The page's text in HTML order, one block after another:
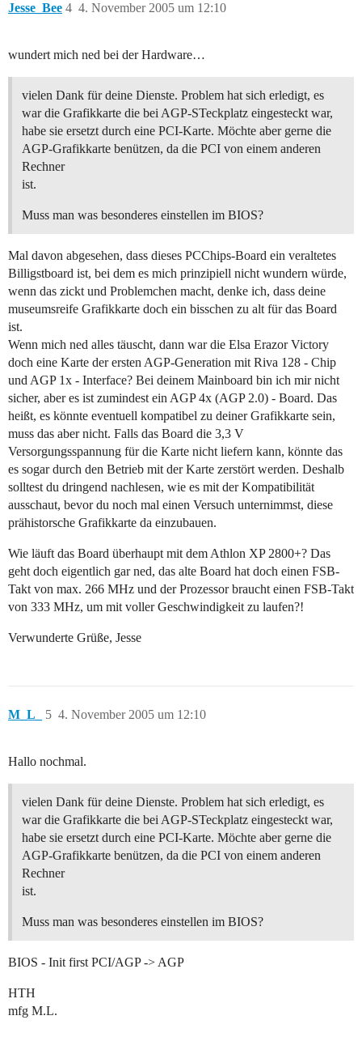
Jesse_Bee 4. November 2005 um 12:10
4
wundert mich ned bei der Hardware…
vielen Dank für deine Dienste. Problem hat sich erledigt, es
war die Grafikkarte die bei AGP-STeckplatz eingesteckt war,
habe sie ersetzt durch eine PCI-Karte. Möchte aber gerne die
AGP-Grafikkarte benützen, da die PCI von einem anderen
Rechner
ist.
Muss man was besonderes einstellen im BIOS?
Mal davon abgesehen, dass dieses PCChips-Board ein veraltetes
Billigstboard ist, bei dem es mich prinzipiell nicht wundern würde,
wenn das zickt und Problemchen macht, denke ich, dass deine
museumsreife Grafikkarte doch ein bisschen zu alt für das Board
ist.
Wenn mich ned alles täuscht, dann war die Elsa Erazor Victory
doch eine Karte der ersten AGP-Generation mit Riva 128 - Chip
und AGP 1x - Interface? Bei deinem Mainboard bin ich mir nicht
sicher, aber es ist zumindest ein AGP 4x (AGP 2.0) - Board. Das
heißt, es könnte eventuell kompatibel zu deiner Grafikkarte sein,
muss das aber nicht. Falls das Board die 3,3 V
Versorgungsspannung für die Karte nicht liefern kann, könnte das
es sogar durch den Betrieb mit der Karte zerstört werden. Deshalb
solltest du dringend nachlesen, wie es mit der Kompatibilität
ausschaut, bevor du noch mal einen Versuch unternimmst, diese
prähistorsche Grafikkarte da einzubauen.
Wie läuft das Board überhaupt mit dem Athlon XP 2800+? Das
geht doch eigentlich gar ned, das alte Board hat doch einen FSB-
Takt von max. 266 MHz und der Prozessor braucht einen FSB-Takt
von 333 MHz, um mit voller Geschwindigkeit zu laufen?!
Verwunderte Grüße, Jesse
M_L_ 4. November 2005 um 12:10
5
Hallo nochmal.
vielen Dank für deine Dienste. Problem hat sich erledigt, es
war die Grafikkarte die bei AGP-STeckplatz eingesteckt war,
habe sie ersetzt durch eine PCI-Karte. Möchte aber gerne die
AGP-Grafikkarte benützen, da die PCI von einem anderen
Rechner
ist.
Muss man was besonderes einstellen im BIOS?
BIOS - Init first PCI/AGP -> AGP
HTH
mfg M.L.